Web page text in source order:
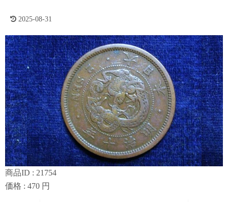
2025-08-31
商品ID : 21754
価格 : 470 円